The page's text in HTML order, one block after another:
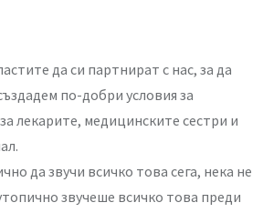
да си партнират с нас, за да
по-добри условия за
лекарите, медицинските сестри и
да звучи всичко това сега, нека не
звучеше всичко това преди